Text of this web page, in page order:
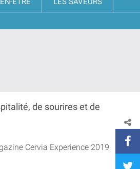
de sourires et de